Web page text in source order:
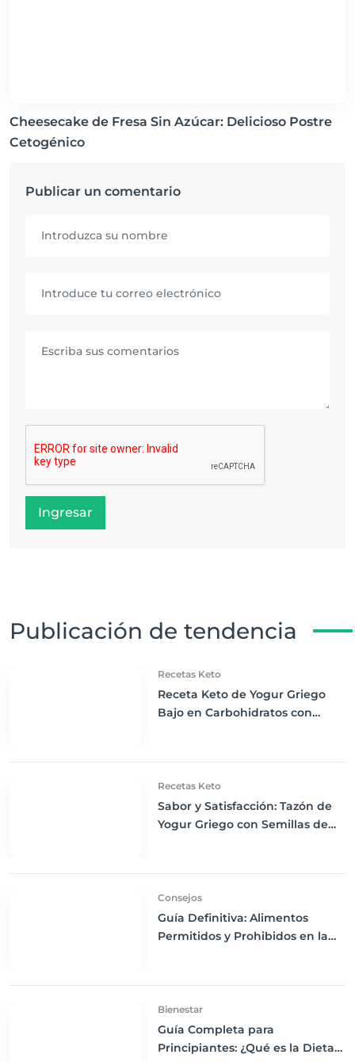
Cheesecake de Fresa Sin Azúcar: Delicioso Postre
Cetogénico
Publicar un comentario
Ingresar
Publicación de tendencia
Recetas Keto
Receta Keto de Yogur Griego
Bajo en Carbohidratos con
Recetas Keto
Sabor y Satisfacción: Tazón de
Yogur Griego con Semillas de
Consejos
Guía Definitiva: Alimentos
Permitidos y Prohibidos en la
Bienestar
Guía Completa para
Principiantes: ¿Qué es la Dieta